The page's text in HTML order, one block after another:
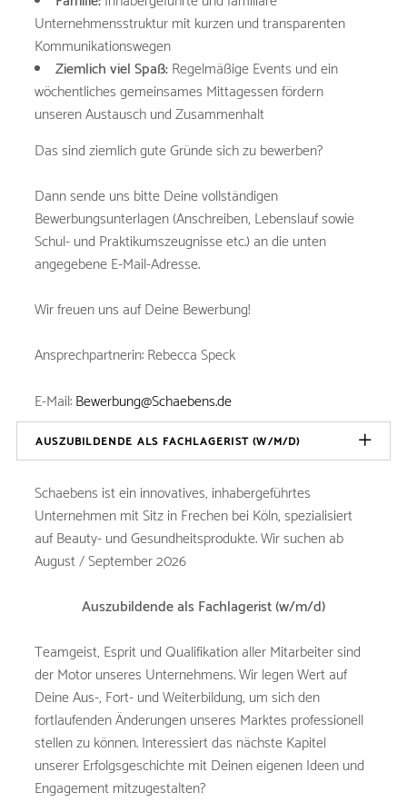
Unternehmensstruktur mit kurzen und transparenten
Kommunikationswegen
Ziemlich viel Spaß:Regelmäßige Events und ein
wöchentliches gemeinsames Mittagessen fördern
unseren Austausch und Zusammenhalt
Das sind ziemlich gute Gründe sich zu bewerben?
Dann sende uns bitte Deine vollständigen
Bewerbungsunterlagen (Anschreiben, Lebenslauf sowie
Schul- und Praktikumszeugnisse etc.) an die unten
angegebene E-Mail-Adresse.
Wir freuen uns auf Deine Bewerbung!
Ansprechpartnerin: Rebecca Speck
E-Mail:Bewerbung@Schaebens.de
AUSZUBILDENDE ALS FACHLAGERIST (W/M/D)
Schaebens ist ein innovatives, inhabergeführtes
Unternehmen mit Sitz in Frechen bei Köln, spezialisiert
auf Beauty- und Gesundheitsprodukte. Wir suchen ab
August / September 2026
Auszubildende als Fachlagerist (w/m/d)
Teamgeist, Esprit und Qualifikation aller Mitarbeiter sind
der Motor unseres Unternehmens. Wir legen Wert auf
Deine Aus-, Fort- und Weiterbildung, um sich den
fortlaufenden Änderungen unseres Marktes professionell
stellen zu können. Interessiert das nächste Kapitel
unserer Erfolgsgeschichte mit Deinen eigenen Ideen und
Engagement mitzugestalten?